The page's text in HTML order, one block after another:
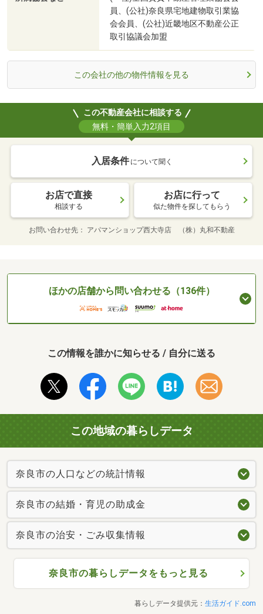
員、(公社)奈良県宅地建物取引業協
会会員、(公社)近畿地区不動産公正
取引協議会加盟
この会社の他の物件情報を見る
この不動産会社に相談する
無料・簡単入力2項目
入居条件 について聞く
お店で直接
相談する
お店に行って
似た物件を探してもらう
お問い合わせ先 アパマンショップ西大寺店 （株）丸和不動産
ほかの店舗から問い合わせる（136件）
この情報を誰かに知らせる / 自分に送る
この地域の暮らしデータ
奈良市の人口などの統計情報
奈良市の結婚・育児の助成金
奈良市の治安・ごみ収集情報
奈良市の暮らしデータをもっと見る
暮らしデータ提供元： 生活ガイド.com